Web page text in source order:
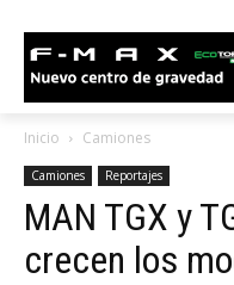
Inicio Camiones
Camiones Reportajes
MAN TGX y
crecen los